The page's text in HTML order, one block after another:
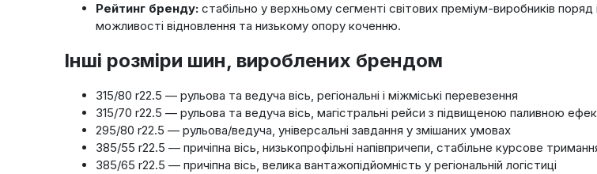
Рейтинг бренду:стабільно у верхньому сегменті світових преміум-виробників
можливості відновлення та низькому опору коченню.
Інші розміри шин, вироблених брендом
315/80 r22.5 — рульова та ведуча вісь, регіональні і міжміські перевезення
315/70 r22.5 — рульова та ведуча вісь, магістральні рейси з підвищеною паливною
295/80 r22.5 — рульова/ведуча, універсальні завдання у змішаних умовах
385/55 r22.5 — причіпна вісь, низькопрофільні напівпричепи, стабільне курсове
385/65 r22.5 — причіпна вісь, велика вантажопідйомність у регіональній логістиці